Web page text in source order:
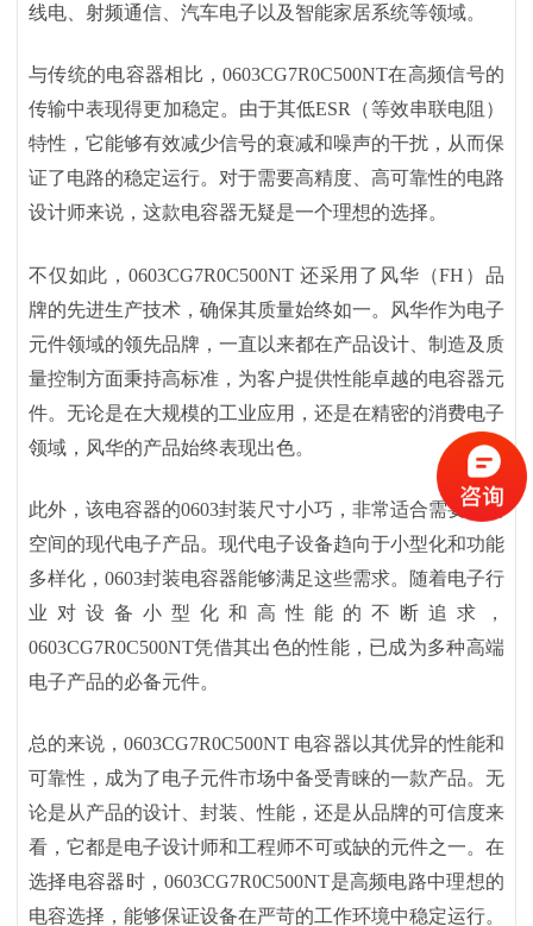
线电、射频通信、汽车电子以及智能家居系统等领域。
与传统的电容器相比，0603CG7R0C500NT在高频信号的
传输中表现得更加稳定。由于其低ESR（等效串联电阻）
特性，它能够有效减少信号的衰减和噪声的干扰，从而保
证了电路的稳定运行。对于需要高精度、高可靠性的电路
设计师来说，这款电容器无疑是一个理想的选择。
不仅如此， 0603CG7R0C500NT 还采用了风华（FH）品
牌的先进生产技术，确保其质量始终如一。风华作为电子
元件领域的领先品牌，一直以来都在产品设计、制造及质
量控制方面秉持高标准，为客户提供性能卓越的电容器元
件。无论是在大规模的工业应用，还是在精密的消费电子
领域，风华的产品始终表现出色。
此外，该电容器的0603封装尺寸小巧，非常适合需要节省
空间的现代电子产品。现代电子设备趋向于小型化和功能
多样化，0603封装电容器能够满足这些需求。随着电子行
业对设备小型化和高性能的不断追求，
0603CG7R0C500NT凭借其出色的性能，已成为多种高端
电子产品的必备元件。
总的来说，0603CG7R0C500NT 电容器以其优异的性能和
可靠性，成为了电子元件市场中备受青睐的一款产品。无
论是从产品的设计、封装、性能，还是从品牌的可信度来
看，它都是电子设计师和工程师不可或缺的元件之一。在
选择电容器时，0603CG7R0C500NT是高频电路中理想的
电容选择，能够保证设备在严苛的工作环境中稳定运行。